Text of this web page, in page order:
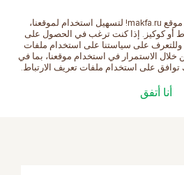
سنكون سعداء لرؤيتك على موقع makfa.ru! لتسهيل استخدام لموقعنا،
أو كوكيز. إذا كنت ترغب في الحصول على
وللتعرف على سياستنا على استخدام ملفات
خلال الاستمرار في استخدام موقعنا، بما في
توافق على استخدام ملفات تعريف الارتباط.
أنا أتفق
نبذة عن الشركة